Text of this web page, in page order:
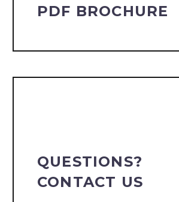
PDF BROCHURE
QUESTIONS?
CONTACT US